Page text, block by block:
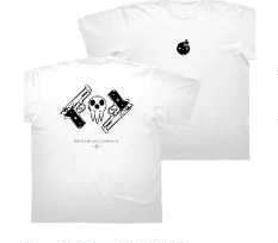
proizvod
varijanti.